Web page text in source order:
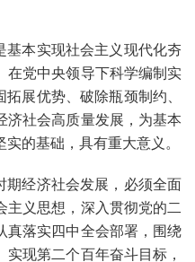
本实现社会主义现代化夯
在党中央领导下科学编制实
展优势、破除瓶颈制约、
济社会高质量发展，为基本
的基础，具有重大意义。
经济社会发展，必须全面
主义思想，深入贯彻党的二
真落实四中全会部署，围绕
现第二个百年奋斗目标，